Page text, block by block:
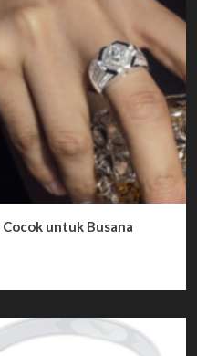
untuk Busana